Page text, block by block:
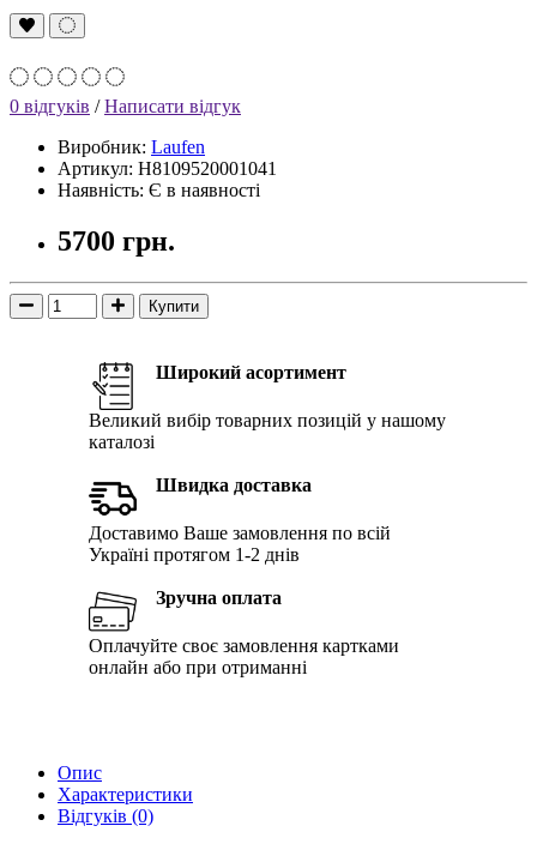
0 відгуків /Написати відгук
Виробник: Laufen
Артикул: H8109520001041
Наявність: Є в наявності
5700 грн.
Купити
Широкий асортимент
Великий вибір товарних позицій у нашому
каталозі
Швидка доставка
Доставимо Ваше замовлення по всій
Україні протягом 1-2 днів
Зручна оплата
Оплачуйте своє замовлення картками
онлайн або при отриманні
Опис
Характеристики
Відгуків (0)